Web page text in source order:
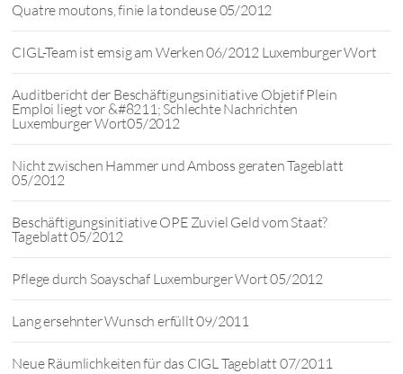
Quatre moutons, finie la tondeuse 05/2012
CIGL-Team ist emsig am Werken 06/2012 Luxemburger Wort
Auditbericht der Beschäftigungsinitiative Objetif Plein
Emploi liegt vor &#8211; Schlechte Nachrichten
Luxemburger Wort05/2012
Nicht zwischen Hammer und Amboss geraten Tageblatt
05/2012
Beschäftigungsinitiative OPE Zuviel Geld vom Staat?
Tageblatt 05/2012
Pflege durch Soayschaf Luxemburger Wort 05/2012
Lang ersehnter Wunsch erfüllt 09/2011
Neue Räumlichkeiten für das CIGL Tageblatt 07/2011